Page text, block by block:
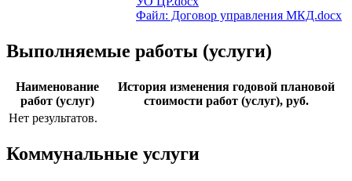
Файл: Договор управления МКД.docx
Выполняемые работы (услуги)
Наименование
работ (услуг)
История изменения годовой плановой
стоимости работ (услуг), руб.
Нет результатов.
Коммунальные услуги